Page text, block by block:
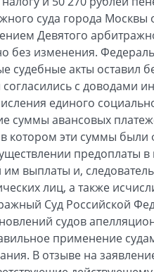
суда города Москвы
Девятого
без изменения.
судебные акты оставил
с доводами
единого
суммы авансовых
котором эти суммы были
предоплаты в
выплаты и,
лиц, а также
Суд Российской
судов
применение
В отзыве на